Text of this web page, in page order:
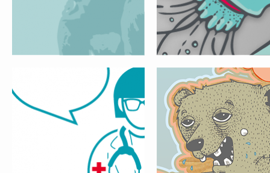
SLOGGI MEN’S UNDERWEAR FUCHS & HASE